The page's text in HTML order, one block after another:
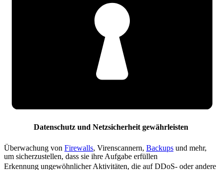
Datenschutz und Netzsicherheit gewährleisten
Überwachung von Firewalls , Virenscannern, Backups und mehr,
um sicherzustellen, dass sie ihre Aufgabe erfüllen
Erkennung ungewöhnlicher Aktivitäten, die auf DDoS- oder andere